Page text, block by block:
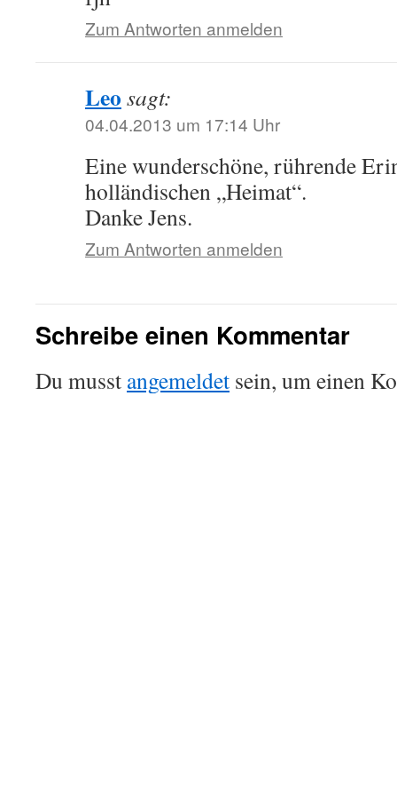
Zum Antworten anmelden
Leo sagt:
04.04.2013 um 17:14 Uhr
Eine wunderschöne, rührende
holländischen „Heimat“.
Danke Jens.
Zum Antworten anmelden
Schreibe einen Kommentar
Du musst angemeldet sein, um einen